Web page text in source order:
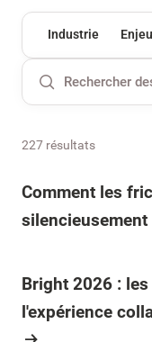
Industrie
227 résultats
Article
Comment les
Article
Bright 2026 :
l'expérience